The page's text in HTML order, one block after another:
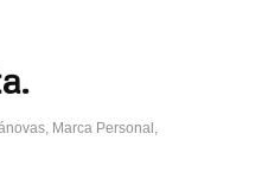
Marca Personal